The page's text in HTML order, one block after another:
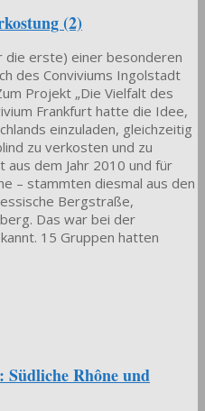
(2)
die erste) einer besonderen
des Conviviums Ingolstadt
Projekt „Die Vielfalt des
Frankfurt hatte die Idee,
einzuladen, gleichzeitig
zu verkosten und zu
aus dem Jahr 2010 und für
– stammten diesmal aus den
Bergstraße,
Das war bei der
15 Gruppen hatten
Südliche Rhône und